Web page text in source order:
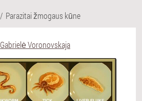
Parazitai žmogaus kūne
Gabrielė Voronovskaja